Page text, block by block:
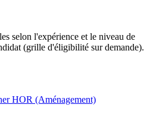
selon l'expérience et le niveau de
(grille d'éligibilité sur demande).
HOR (Aménagement)